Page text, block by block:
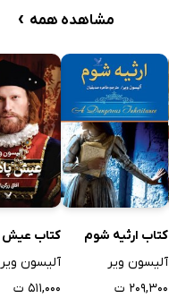
مشاهده همه ›
کتاب ارثیه شوم
آلیسون ویر
۲۰۹,۳۰۰ ت
کتاب عیش
آلیسون ویر
۵۱۱,۰۰۰ ت